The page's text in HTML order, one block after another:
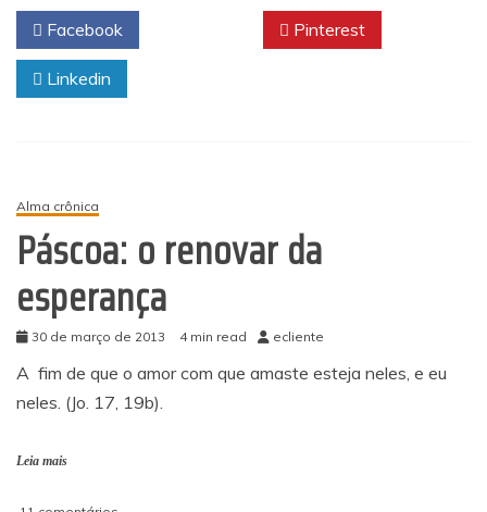
Rainbow
Facebook Pinterest
Linkedin
Alma crônica
Páscoa: o renovar da
esperança
30 de março de 2013 4 min read ecliente
A fim de que o amor com que amaste esteja neles, e eu
neles. (Jo. 17, 19b).
Leia mais